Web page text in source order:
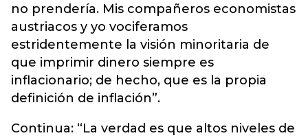
no prendería. Mis compañeros economistas
austriacos y yo vociferamos
estridentemente la visión minoritaria de
que imprimir dinero siempre es
inflacionario; de hecho, que es la propia
definición de inflación”.
Continua: “La verdad es que altos niveles de